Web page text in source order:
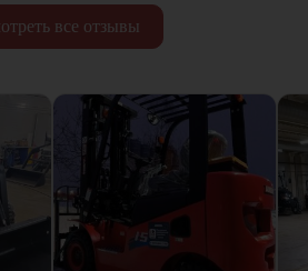
все отзывы